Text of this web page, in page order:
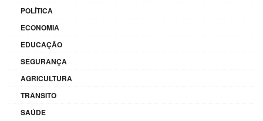
POLÍTICA
ECONOMIA
EDUCAÇÃO
SEGURANÇA
AGRICULTURA
TRÂNSITO
SAÚDE